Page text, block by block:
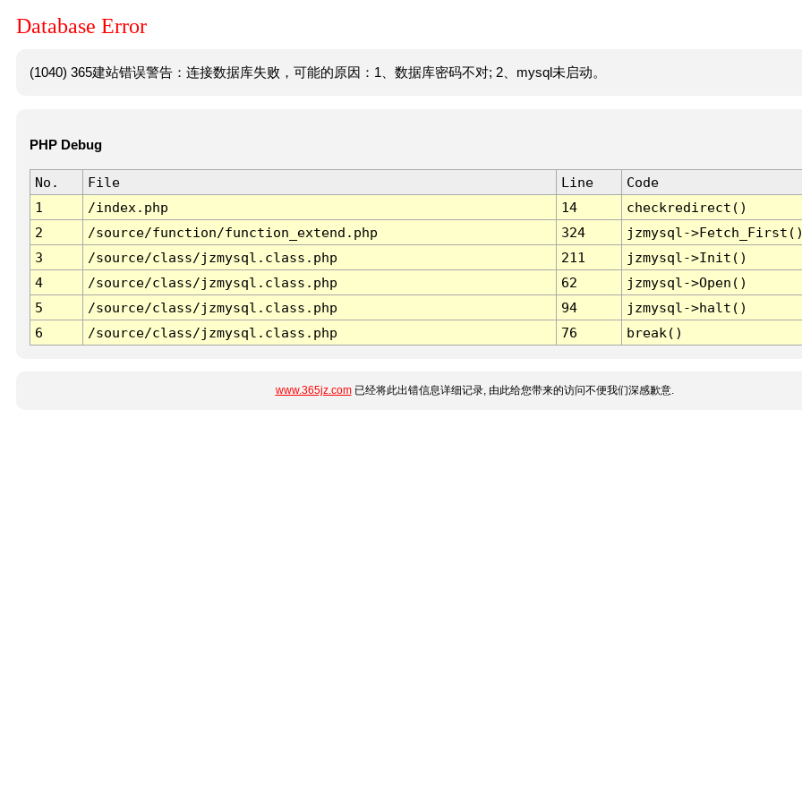
Database Error
(1040) 365建站错误警告：连接数据库失败，可能的原因：1、数据库密码不对; 2、mysql未启动。
PHP Debug
No. File Line
Code
1
/index.php 14
checkredirect()
2
/source/function/function_extend.php 324
jzmysql-
3
/source/class/jzmysql.class.php 211
jzmysql->Init()
4
/source/class/jzmysql.class.php 62
jzmysql->Open()
5
/source/class/jzmysql.class.php 94
jzmysql->halt()
6
/source/class/jzmysql.class.php 76 break()
www.365jz.com已经将此出错信息详细记录, 由此给您带来的访问不便我们深感歉意.